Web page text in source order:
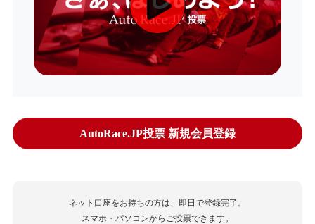
AutoRace.JP投票 新規会員登録
ネット口座をお持ちの方は、即日で登録完了。
スマホ・パソコンからご投票できます。